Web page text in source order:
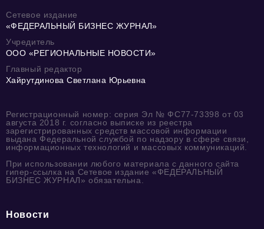
Сетевое издание
«ФЕДЕРАЛЬНЫЙ БИЗНЕС ЖУРНАЛ»
Учредитель
ООО «РЕГИОНАЛЬНЫЕ НОВОСТИ»
Главный редактор
Хайрутдинова Светлана Юрьевна
Регистрационный номер: серия Эл № ФС77-73398 от 03
августа 2018 г. согласно выписке из реестра
зарегистрированных средств массовой информации
выдана Федеральной службой по надзору в сфере связи,
информационных технологий и массовых коммуникаций.
При использовании любого материала с данного сайта
гипер-ссылка на Сетевое издание «ФЕДЕРАЛЬНЫЙ
БИЗНЕС ЖУРНАЛ» обязательна.
Новости